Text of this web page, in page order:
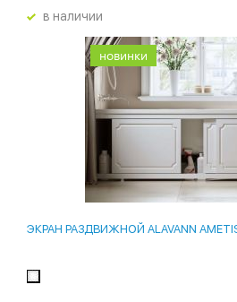
в наличии
новинки
ЭКРАН РАЗДВИЖНОЙ ALAVANN